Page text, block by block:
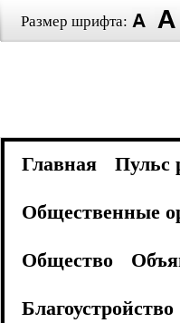
Размер шрифта:
Главная Пульс
Общественные
Общество
Благоустройство